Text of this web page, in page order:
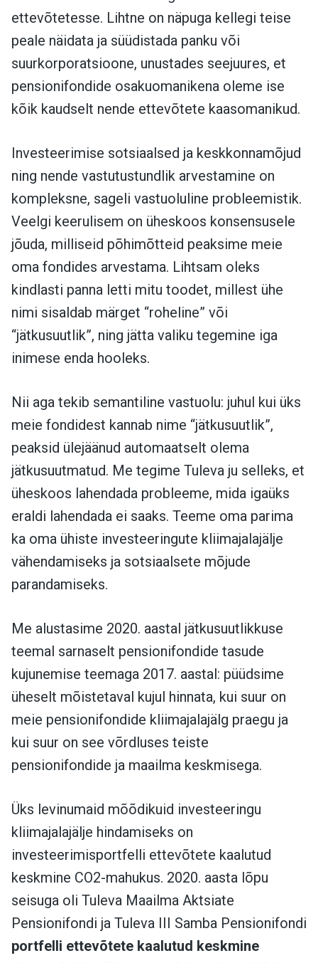
ettevõtetesse. Lihtne on näpuga kellegi teise
peale näidata ja süüdistada panku või
suurkorporatsioone, unustades seejuures, et
pensionifondide osakuomanikena oleme ise
kõik kaudselt nende ettevõtete kaasomanikud.
Investeerimise sotsiaalsed ja keskkonnamõjud
ning nende vastutustundlik arvestamine on
kompleksne, sageli vastuoluline probleemistik.
Veelgi keerulisem on üheskoos konsensusele
jõuda, milliseid põhimõtteid peaksime meie
oma fondides arvestama. Lihtsam oleks
kindlasti panna letti mitu toodet, millest ühe
nimi sisaldab märget “roheline” või
“jätkusuutlik”, ning jätta valiku tegemine iga
inimese enda hooleks.
Nii aga tekib semantiline vastuolu: juhul kui üks
meie fondidest kannab nime “jätkusuutlik”,
peaksid ülejäänud automaatselt olema
jätkusuutmatud. Me tegime Tuleva ju selleks, et
üheskoos lahendada probleeme, mida igaüks
eraldi lahendada ei saaks. Teeme oma parima
ka oma ühiste investeeringute kliimajalajälje
vähendamiseks ja sotsiaalsete mõjude
parandamiseks.
Me alustasime 2020. aastal jätkusuutlikkuse
teemal sarnaselt pensionifondide tasude
kujunemise teemaga 2017. aastal: püüdsime
üheselt mõistetaval kujul hinnata, kui suur on
meie pensionifondide kliimajalajälg praegu ja
kui suur on see võrdluses teiste
pensionifondide ja maailma keskmisega.
Üks levinumaid mõõdikuid investeeringu
kliimajalajälje hindamiseks on
investeerimisportfelli ettevõtete kaalutud
keskmine CO2-mahukus. 2020. aasta lõpu
seisuga oli Tuleva Maailma Aktsiate
Pensionifondi ja Tuleva III Samba Pensionifondi
portfelli ettevõtete kaalutud keskmine